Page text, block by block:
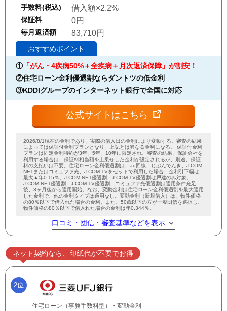
手数料(税込) 借入額×2.2%
保証料 0円
毎月返済額 83,710円
おすすめポイント
①「がん・4疾病50%＋全疾病＋月次返済保障」が割安！
②住宅ローン金利優遇割ならダントツの低金利
③KDDIグループのインターネット銀行で全国に対応
公式サイトはこちら
2026/8/1現在の金利であり、実際の借入日の金利により変動する。審査の結果
によっては保証付金利プランとなり、上記とは異なる金利になる。 保証付金利
プランは固定金利特約が3年、5年、10年に限定され、審査の結果、保証会社を
利用する場合は、保証料相当額を上乗せした金利が設定されるが、別途、保証
料の支払いは不要。住宅ローン金利優遇割は、au回線、じぶんでんき、J:COM
NETまたはコミュファ光、J:COM TVをセットで利用した場合、金利引下幅は
最大▲年0.15％。J:COM NET優遇割、J:COM TV優遇割は戸建のみ対象。
J:COM NET優遇割、J:COM TV優遇割、コミュファ光優遇割は適用条件充足
後、3ヶ月後から適用開始。なお、変動金利は住宅ローン金利優遇割を最大適用
した金利で、他の金利タイプは適用なし。変動金利（新規借入）は、物件価格
の80％以下で借入れた場合の金利。また、50歳以下の方が一般団信を選択し、
物件価格の80％以下で借入れた場合の金利は年0.344％。
口コミ・団信・審査基準などを表示
ネット契約なら、印紙代が不要でお得
2位
住宅ローン（事務手数料型）・変動金利